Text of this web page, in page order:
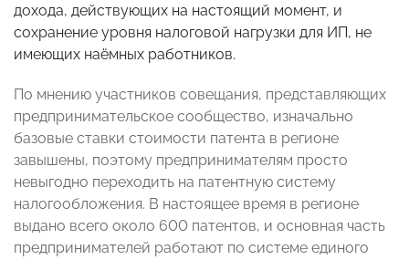
дохода, действующих на настоящий момент, и
сохранение уровня налоговой нагрузки для ИП, не
имеющих наёмных работников.
По мнению участников совещания, представляющих
предпринимательское сообщество, изначально
базовые ставки стоимости патента в регионе
завышены, поэтому предпринимателям просто
невыгодно переходить на патентную систему
налогообложения. В настоящее время в регионе
выдано всего около 600 патентов, и основная часть
предпринимателей работают по системе единого